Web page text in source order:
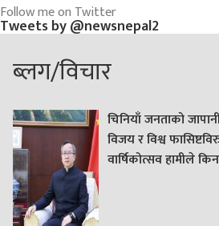
Follow me on Twitter
Tweets by @newsnepal2
ब्लग/विचार
चिनियाँ जनताको
विजय र विश्व
वार्षिकोत्सव हामीले